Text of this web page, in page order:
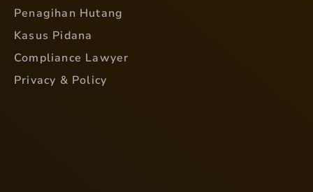
Penagihan Hutang
Kasus Pidana
Compliance Lawyer
Privacy & Policy